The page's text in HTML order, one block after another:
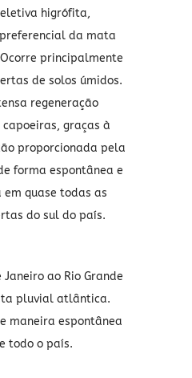
higrófita,
da mata
principalmente
de solos úmidos.
regeneração
graças à
proporcionada pela
forma espontânea e
em quase todas as
do sul do país.
Janeiro ao Rio Grande
pluvial atlântica.
maneira espontânea
todo o país.